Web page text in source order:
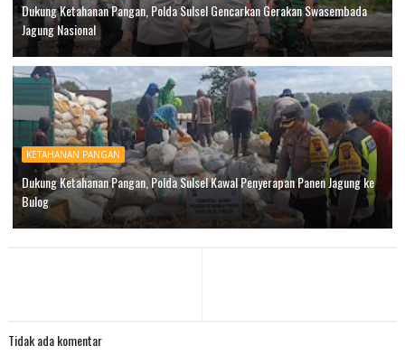
Dukung Ketahanan Pangan, Polda Sulsel Gencarkan Gerakan Swasembada
Jagung Nasional
KETAHANAN PANGAN
Dukung Ketahanan Pangan, Polda Sulsel Kawal Penyerapan Panen Jagung ke
Bulog
Tidak ada komentar